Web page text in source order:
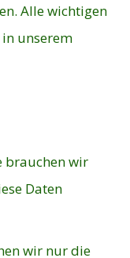
Alle wichtigen
unserem
brauchen wir
Daten
wir nur die